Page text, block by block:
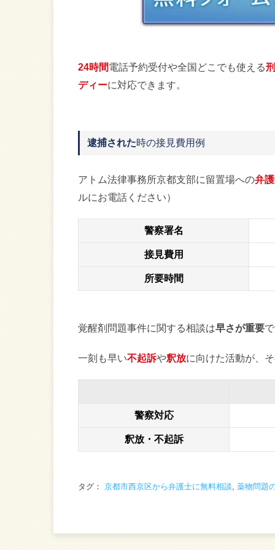
24時間電話予約受付や全国どこでも使える
ディーに対応できます。
逮捕された時の接見費用例
アトム法律事務所京都支部に留置場への弁
ルにお電話ください）
警察署名
接見費用
所要時間
覚醒剤問題事件に関する相談は早さが重要
一刻も早い不起訴や釈放に向けた活動が、
警察対応
釈放・不起訴
タグ： 京都市西京区から弁護士に無料相談 薬物問題